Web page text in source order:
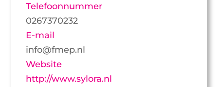
Telefoonnummer
0267370232
E-mail
info@fmep.nl
Website
http://www.sylora.nl